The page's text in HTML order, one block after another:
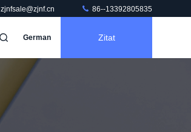
zjnfsale@zjnf.cn 86--13392805835
German Zitat